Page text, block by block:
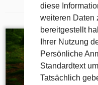
diese
weiteren Daten
bereitgestellt
Ihrer Nutzung
Persönliche
Standardtext
Tatsächlich